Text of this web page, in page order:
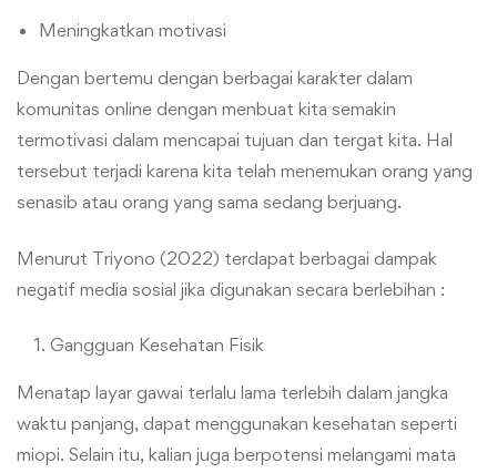
Meningkatkan motivasi
Dengan bertemu dengan berbagai karakter dalam
komunitas online dengan menbuat kita semakin
termotivasi dalam mencapai tujuan dan tergat kita. Hal
tersebut terjadi karena kita telah menemukan orang yang
senasib atau orang yang sama sedang berjuang.
Menurut Triyono (2022) terdapat berbagai dampak
negatif media sosial jika digunakan secara berlebihan :
Gangguan Kesehatan Fisik
Menatap layar gawai terlalu lama terlebih dalam jangka
waktu panjang, dapat menggunakan kesehatan seperti
miopi. Selain itu, kalian juga berpotensi melangami mata